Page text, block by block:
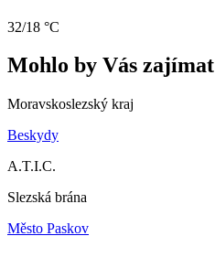
32/18 °C
Mohlo by Vás zajímat
Moravskoslezský kraj
Beskydy
A.T.I.C.
Slezská brána
Město Paskov